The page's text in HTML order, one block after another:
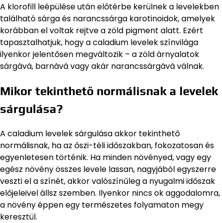
A klorofill leépülése után előtérbe kerülnek a levelekben
található sárga és narancssárga karotinoidok, amelyek
korábban el voltak rejtve a zöld pigment alatt. Ezért
tapasztalhatjuk, hogy a caladium levelek színvilága
ilyenkor jelentősen megváltozik – a zöld árnyalatok
sárgává, barnává vagy akár narancssárgává válnak.
Mikor tekinthető normálisnak a levelek
sárgulása?
A caladium levelek sárgulása akkor tekinthető
normálisnak, ha az őszi-téli időszakban, fokozatosan és
egyenletesen történik. Ha minden növényed, vagy egy
egész növény összes levele lassan, nagyjából egyszerre
veszti el a színét, akkor valószínűleg a nyugalmi időszak
előjeleivel állsz szemben. Ilyenkor nincs ok aggodalomra,
a növény éppen egy természetes folyamaton megy
keresztül.